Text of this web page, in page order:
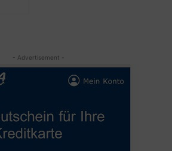
- Advertisement -